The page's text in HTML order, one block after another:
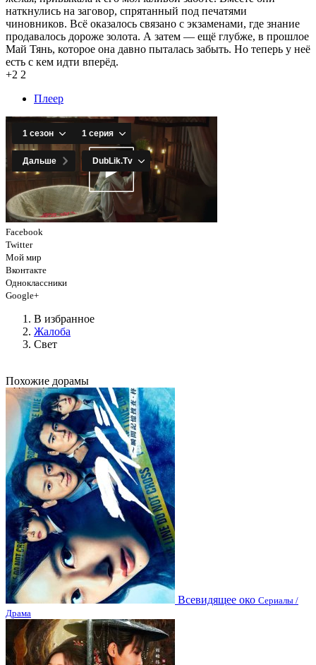
наткнулись на заговор, спрятанный под печатями
чиновников. Всё оказалось связано с экзаменами, где знание
продавалось дороже золота. А затем — ещё глубже, в прошлое
Май Тянь, которое она давно пыталась забыть. Но теперь у неё
есть с кем идти вперёд.
+2 2
Плеер
Facebook
Twitter
Мой мир
Вконтакте
Одноклассники
Google+
В избранное
Жалоба
Свет
Похожие дорамы
Всевидящее око Сериалы /
Драма